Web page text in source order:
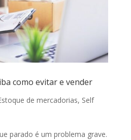
como evitar e vender
de mercadorias, Self
parado é um problema grave.